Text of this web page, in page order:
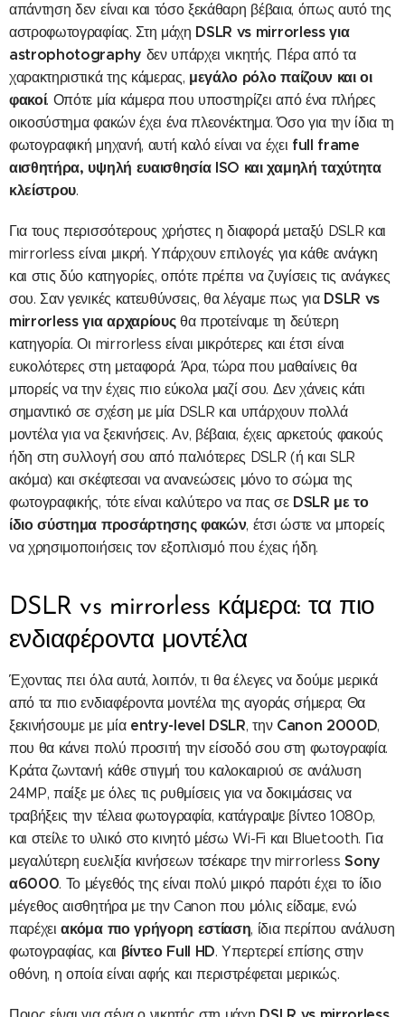
απάντηση δεν είναι και τόσο ξεκάθαρη βέβαια, όπως αυτό της
αστροφωτογραφίας. Στη μάχη DSLR vs mirrorless για
astrophotography δεν υπάρχει νικητής. Πέρα από τα
χαρακτηριστικά της κάμερας, μεγάλο ρόλο παίζουν και οι
φακοί. Οπότε μία κάμερα που υποστηρίζει από ένα πλήρες
οικοσύστημα φακών έχει ένα πλεονέκτημα. Όσο για την ίδια τη
φωτογραφική μηχανή, αυτή καλό είναι να έχει full frame
αισθητήρα, υψηλή ευαισθησία ISO και χαμηλή ταχύτητα
κλείστρου.
Για τους περισσότερους χρήστες η διαφορά μεταξύ DSLR και
mirrorless είναι μικρή. Υπάρχουν επιλογές για κάθε ανάγκη
και στις δύο κατηγορίες, οπότε πρέπει να ζυγίσεις τις ανάγκες
σου. Σαν γενικές κατευθύνσεις, θα λέγαμε πως για DSLR vs
mirrorless για αρχαρίουςθα προτείναμε τη δεύτερη
κατηγορία. Οι mirrorless είναι μικρότερες και έτσι είναι
ευκολότερες στη μεταφορά. Άρα, τώρα που μαθαίνεις θα
μπορείς να την έχεις πιο εύκολα μαζί σου. Δεν χάνεις κάτι
σημαντικό σε σχέση με μία DSLR και υπάρχουν πολλά
μοντέλα για να ξεκινήσεις. Αν, βέβαια, έχεις αρκετούς φακούς
ήδη στη συλλογή σου από παλιότερες DSLR (ή και SLR
ακόμα) και σκέφτεσαι να ανανεώσεις μόνο το σώμα της
φωτογραφικής, τότε είναι καλύτερο να πας σε DSLR με το
ίδιο σύστημα προσάρτησης φακών, έτσι ώστε να μπορείς
να χρησιμοποιήσεις τον εξοπλισμό που έχεις ήδη.
DSLR vs mirrorless κάμερα: τα πιο
ενδιαφέροντα μοντέλα
Έχοντας πει όλα αυτά, λοιπόν, τι θα έλεγες να δούμε μερικά
από τα πιο ενδιαφέροντα μοντέλα της αγοράς σήμερα; Θα
ξεκινήσουμε με μία entry-level DSLR, την Canon 2000D,
που θα κάνει πολύ προσιτή την είσοδό σου στη φωτογραφία.
Κράτα ζωντανή κάθε στιγμή του καλοκαιριού σε ανάλυση
24MP, παίξε με όλες τις ρυθμίσεις για να δοκιμάσεις να
τραβήξεις την τέλεια φωτογραφία, κατάγραψε βίντεο 1080p,
και στείλε το υλικό στο κινητό μέσω Wi-Fi και Bluetooth. Για
μεγαλύτερη ευελιξία κινήσεων τσέκαρε την mirrorlessSony
α6000. Το μέγεθός της είναι πολύ μικρό παρότι έχει το ίδιο
μέγεθος αισθητήρα με την Canon που μόλις είδαμε, ενώ
παρέχειακόμα πιο γρήγορη εστίαση, ίδια περίπου ανάλυση
φωτογραφίας, και βίντεο Full HD. Υπερτερεί επίσης στην
οθόνη, η οποία είναι αφής και περιστρέφεται μερικώς.